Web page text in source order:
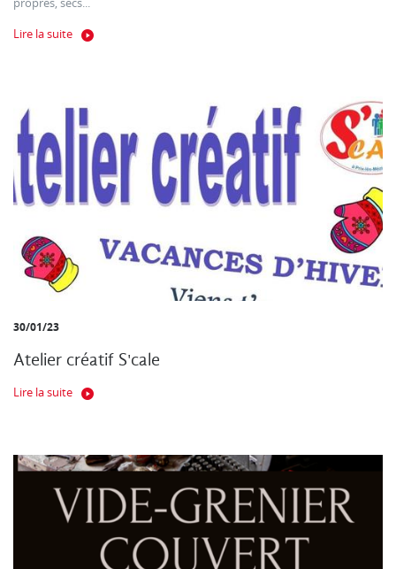
propres, secs...
Lire la suite
30/01/23
Atelier créatif S'cale
Lire la suite